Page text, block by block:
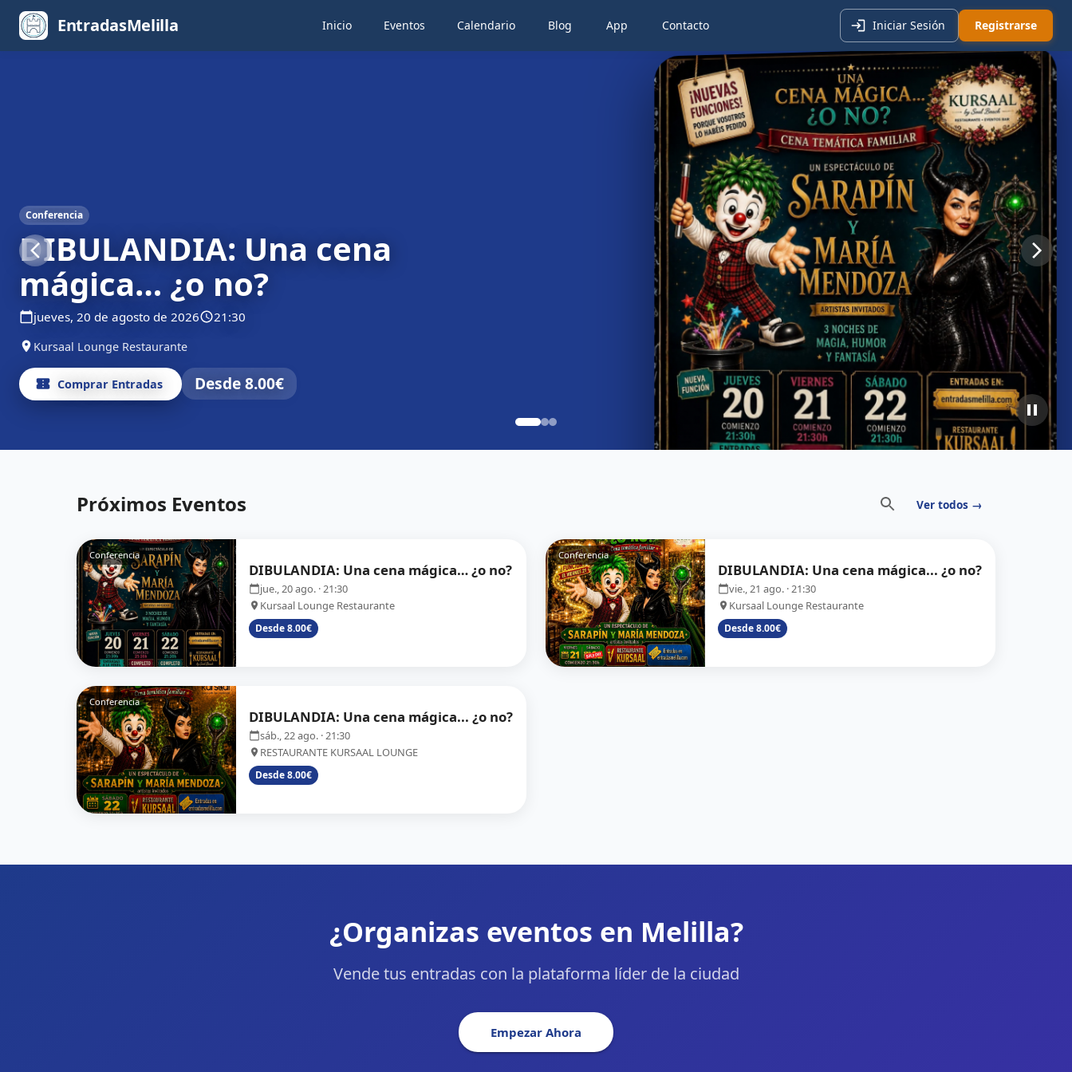
EntradasMelilla Inicio Eventos Calendario Blog App Contacto Iniciar Sesión Registrarse
Conferencia
DIBULANDIA: Una cena
mágica… ¿o no?
jueves, 20 de agosto de 2026 21:30
Kursaal Lounge Restaurante
Comprar Entradas Desde8.00€
Conferencia
Una cena
¿o no?
viernes, 21 de agosto de 2026 21:30
Kursaal Lounge Restaurante
Comprar Entradas Desde8.00€
Conferencia
Una cena
¿o no?
RESTAURANTE KURSAAL LOUNGE
Comprar Entradas Desde8.00€
Próximos Eventos Ver todos →
Conferencia
DIBULANDIA: Una cena mágica… ¿o no?
jue., 20 ago. · 21:30
Kursaal Lounge Restaurante
Desde 8.00€
Conferencia
DIBULANDIA: Una cena mágica... ¿o no?
vie., 21 ago. · 21:30
Kursaal Lounge Restaurante
Desde 8.00€
Conferencia
DIBULANDIA: Una cena mágica... ¿o no?
sáb., 22 ago. · 21:30
RESTAURANTE KURSAAL LOUNGE
Desde 8.00€
¿Organizas eventos en Melilla?
Vende tus entradas con la plataforma líder de la ciudad
Empezar Ahora